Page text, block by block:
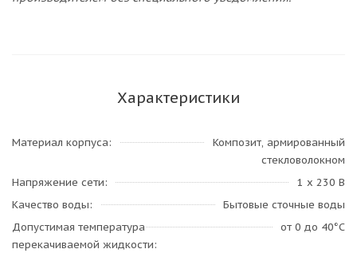
Характеристики
Материал корпуса
Композит, армированный
стекловолокном
Напряжение сети
1 х 230 В
Качество воды
Бытовые сточные воды
Допустимая температура
перекачиваемой жидкости
от 0 до 40°C